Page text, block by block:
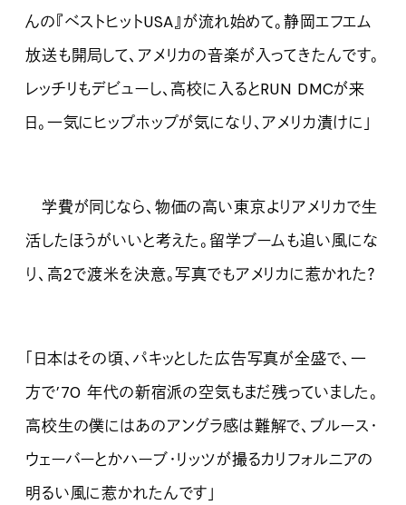
んの『ベストヒットUSA』が流れ始めて。静岡エフエム
放送も開局して、アメリカの音楽が入ってきたんです。
レッチリもデビューし、高校に入るとRUN DMCが来
日。一気にヒップホップが気になり、アメリカ漬けに」
学費が同じなら、物価の高い東京よりアメリカで生
活したほうがいいと考えた。留学ブームも追い風にな
り、高2で渡米を決意。写真でもアメリカに惹かれた？
「日本はその頃、パキッとした広告写真が全盛で、一
方で’70 年代の新宿派の空気もまだ残っていました。
高校生の僕にはあのアングラ感は難解で、ブルース・
ウェーバーとかハーブ・リッツが撮るカリフォルニアの
明るい風に惹かれたんです」